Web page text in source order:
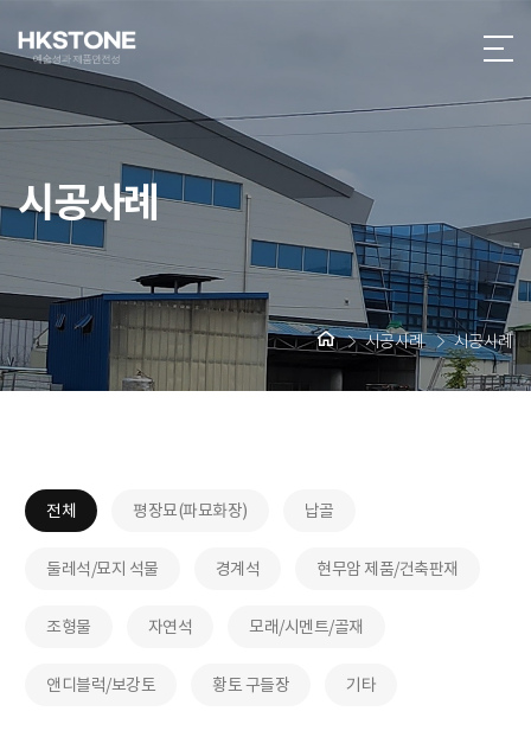
시공사례
시공사례 시공사례
전체 평장묘(파묘화장) 납골
둘레석/묘지 석물 경계석 현무암 제품/건축판재
조형물 자연석 모래/시멘트/골재
앤디블럭/보강토 황토 구들장 기타